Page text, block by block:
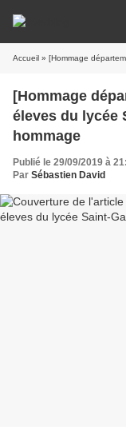
Accueil » [Hommage départemental
[Hommage
éleves du lycée
hommage
Publié le 29/09/2019 à
Par Sébastien David